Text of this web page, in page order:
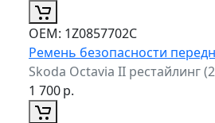
ОЕМ: 1Z0857702C
Ремень безопасности
Skoda Octavia II рестайлинг
1 700р.